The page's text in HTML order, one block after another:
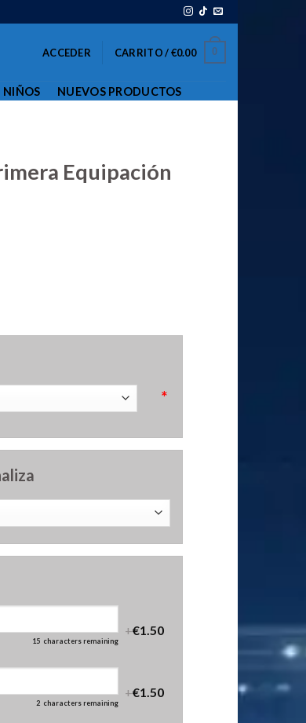
ACCEDER CARRITO /€0.00 0
NIÑOS NUEVOS PRODUCTOS
Equipación
*
15 characters remaining
+€1.50
2 characters remaining
+€1.50